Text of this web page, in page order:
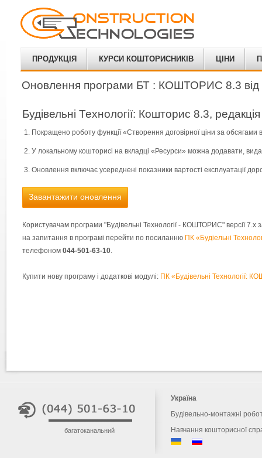
ПРОДУКЦІЯ КУРСИ КОШТОРИСНИКІВ ЦІНИ
Оновлення програми БТ : КОШТОРИС 8.3 від
Будівельні Технології: Кошторис 8.3,
Покращено роботу функції «Створення договірної ціни за обсягами
У локальному кошторисі на вкладці «Ресурси» можна додавати,
Оновлення включає усереднені показники вартості експлуатації
Завантажити оновлення
Користувачам програми "Будівельні Технології - КОШТОРИС" версії 7.х
на запитання в програмі перейти по посиланню ПК «Будіельні
телефоном 044-501-63-10.
Купити нову програму і додаткові модулі: ПК «Будівельні Технології:
багатоканальний
Україна
Будівельно-монтажні
Навчання кошторисної